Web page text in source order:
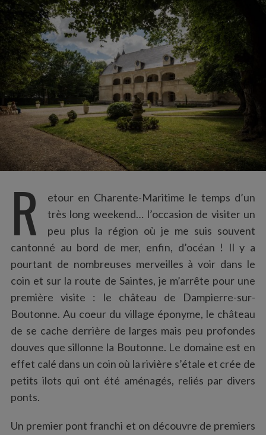
:
R
etour en Charente-Maritime le temps d’un
très long weekend… l’occasion de visiter un
peu plus la région où je me suis souvent
cantonné au bord de mer, enfin, d’océan ! Il y a
pourtant de nombreuses merveilles à voir dans le
coin et sur la route de Saintes, je m’arrête pour une
première visite : le château de Dampierre-sur-
Boutonne. Au coeur du village éponyme, le château
de se cache derrière de larges mais peu profondes
douves que sillonne la Boutonne. Le domaine est en
effet calé dans un coin où la rivière s’étale et crée de
petits ilots qui ont été aménagés, reliés par divers
ponts.
Un premier pont franchi et on découvre de premiers